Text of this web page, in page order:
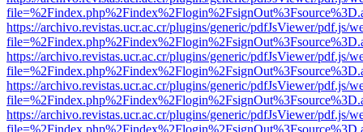
https://archivo.revistas.ucr.ac.cr/plugins/generic/pdfJsViewer/pdf.js/
https://archivo.revistas.ucr.ac.cr/plugins/generic/pdfJsViewer/pdf.js/
https://archivo.revistas.ucr.ac.cr/plugins/generic/pdfJsViewer/pdf.js/
https://archivo.revistas.ucr.ac.cr/plugins/generic/pdfJsViewer/pdf.js/